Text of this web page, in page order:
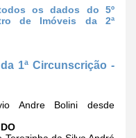
os dados do 5º
de Imóveis da 2ª
1ª Circunscrição -
Andre Bolini desde